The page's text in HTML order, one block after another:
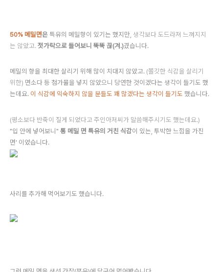
50% 메밀면은특유의 메밀향이 있기는 했지만, 생각보다 도드라져 느껴지지
는 않았고. 젓가락으로 들어보니 뚝뚝 끊(겨.)겼습니다.
메밀의 향을 최대한 살리기 위해 많이 치대지 않았고. (쫄깃한 식감을 살리기
위한) 면소다 등 첨가물을 넣지 않았으니 당연한 것이겠다는 생각이 들기도 했
는데요. 이 식감에 익숙하지 않을 분들도 꽤 많겠다는 생각이 들기도 했습니다.
(평소보다 반죽이 질게 되었다고 주인아저씨가 말씀해주시기도 했는데요.)
"입 안에 넣어보니" 통 메밀 면 특유의 거친 식감이 있는, 투박한 느낌을 가진
면' 이었습니다.
사리를 추가해 먹어보기도 했습니다.